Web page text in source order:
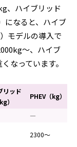
、ハイブリッド
になると、ハイブ
モデルの導入で
～、ハイブ
なっています。
リッド
）
PHEV（kg）
―
2300～